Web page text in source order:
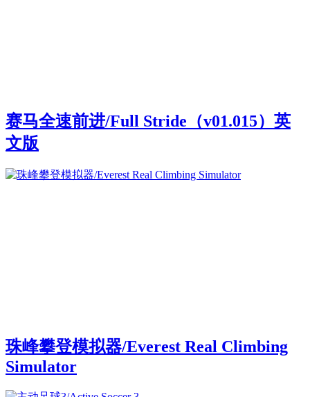
赛马全速前进/Full Stride（v01.015）英
文版
珠峰攀登模拟器/Everest Real Climbing
Simulator